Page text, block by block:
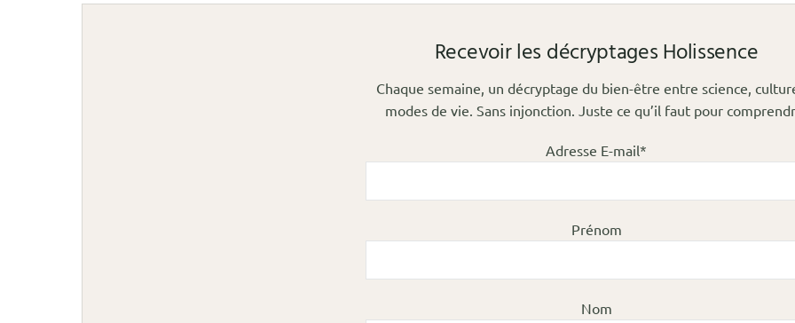
Recevoir les décryptages Holissence
Chaque semaine, un décryptage du bien-être entre science,
modes de vie. Sans injonction. Juste ce qu’il faut pour
Adresse E-mail*
Prénom
Nom